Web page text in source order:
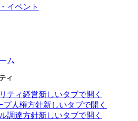
イベント
ム
ィ
ティ経営新しいタブで開く
プ人権方針新しいタブで開く
調達方針新しいタブで開く